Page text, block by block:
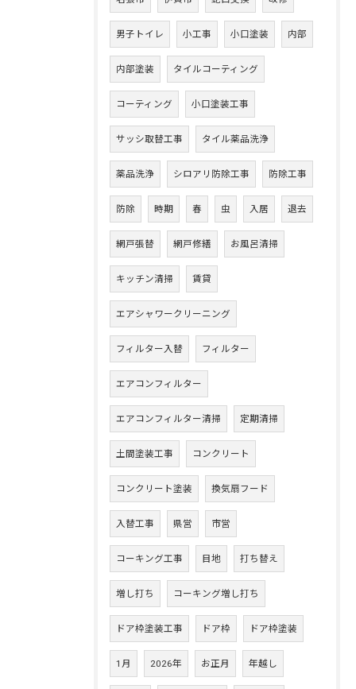
男子トイレ 小工事 小口塗装 内部
内部塗装 タイルコーティング
コーティング 小口塗装工事
サッシ取替工事 タイル薬品洗浄
薬品洗浄 シロアリ防除工事 防除工事
防除 時期 春 虫 入居 退去
網戸張替 網戸修繕 お風呂清掃
キッチン清掃 賃貸
エアシャワークリーニング
フィルター入替 フィルター
エアコンフィルター
エアコンフィルター清掃 定期清掃
土間塗装工事 コンクリート
コンクリート塗装 換気扇フード
入替工事 県営 市営
コーキング工事 目地 打ち替え
増し打ち コーキング増し打ち
ドア枠塗装工事 ドア枠 ドア枠塗装
1月 2026年 お正月 年越し